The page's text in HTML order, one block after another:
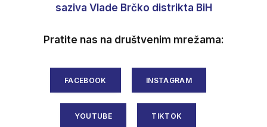
saziva Vlade Brčko distrikta BiH
Pratite nas na društvenim mrežama:
FACEBOOK INSTAGRAM
YOUTUBE TIKTOK